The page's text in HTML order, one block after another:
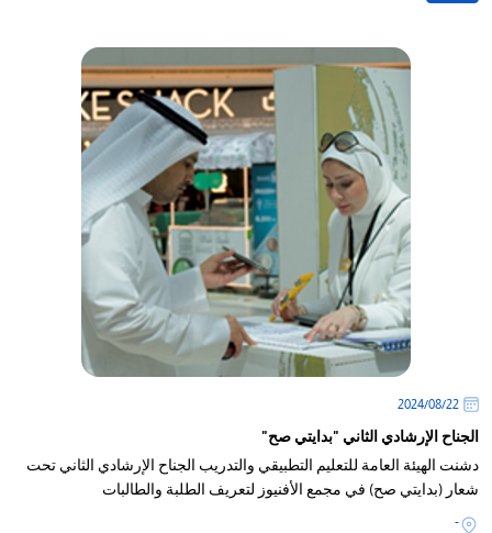
22‏/08‏/2024
الجناح الإرشادي الثاني "بدايتي صح"
دشنت الهيئة العامة للتعليم التطبيقي والتدريب الجناح الإرشادي الثاني تحت
شعار (بدايتي صح) في مجمع الأفنيوز لتعريف الطلبة والطالبات
-